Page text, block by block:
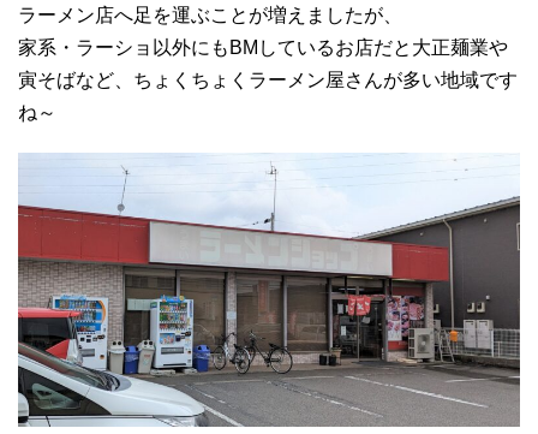
ラーメン店へ足を運ぶことが増えましたが、
家系・ラーショ以外にもBMしているお店だと大正麺業や
寅そばなど、ちょくちょくラーメン屋さんが多い地域です
ね～